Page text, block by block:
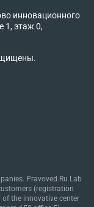
инновационного
1, этаж 0,
Pravoved.Ru Lab
(registration
the innovative center